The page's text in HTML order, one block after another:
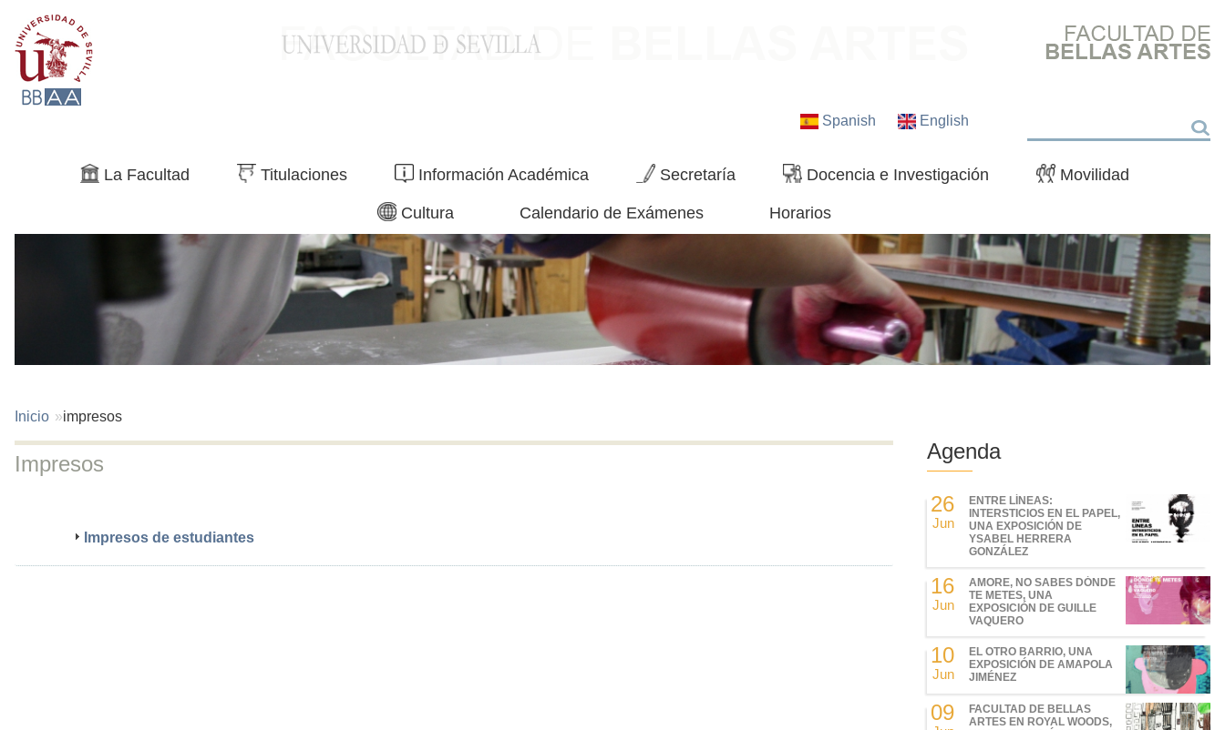
Spanish English
Buscar La Facultad Titulaciones Información Académica Secretaría Docencia e Investigación
Movilidad
Cultura
Calendario de Exámenes Horarios
You
here:
Inicio impresos
Impresos
Impresos de estudiantes
Agenda
26
Jun
ENTRE LÍNEAS:
INTERSTICIOS EN EL PAPEL,
UNA EXPOSICIÓN DE
YSABEL HERRERA
GONZÁLEZ
16
Jun
AMORE, NO SABES DÓNDE
TE METES, UNA
EXPOSICIÓN DE GUILLE
VAQUERO
10
Jun
EL OTRO BARRIO, UNA
EXPOSICIÓN DE AMAPOLA
JIMÉNEZ
09
FACULTAD DE BELLAS
ARTES EN ROYAL WOODS,